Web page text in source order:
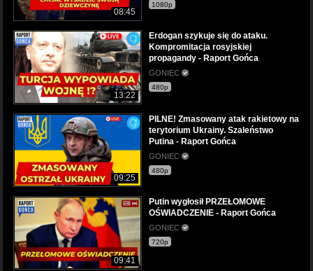
08:45
1080p
13:22
Erdogan szykuje się do ataku.
Kompromitacja rosyjskiej
propagandy - Raport Gońca
GONIEC
480p
09:25
PILNE! Zmasowany atak rakietowy na
terytorium Ukrainy. Szaleństwo
Putina - Raport Gońca
GONIEC
480p
09:41
Putin wygłosił PRZEŁOMOWE
OŚWIADCZENIE - Raport Gońca
GONIEC
720p